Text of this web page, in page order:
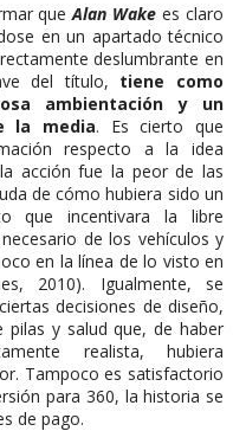
queAlan Wake es claro
en un apartado técnico
deslumbrante en
del título, tiene como
ambientación y un
la media. Es cierto que
respecto a la idea
acción fue la peor de las
de cómo hubiera sido un
que incentivara la libre
de los vehículos y
en la línea de lo visto en
2010). Igualmente, se
decisiones de diseño,
y salud que, de haber
realista, hubiera
Tampoco es satisfactorio
para 360, la historia se
de pago.